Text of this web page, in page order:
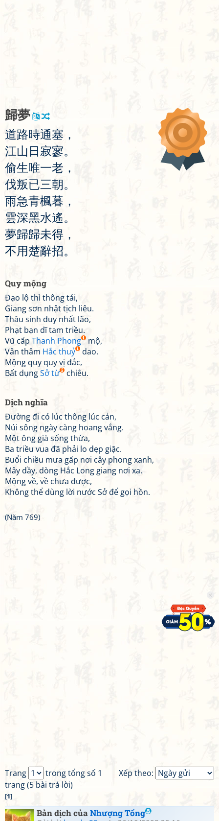
歸夢
道路時通塞 ，
江山 日 寂寥。
偷生唯一老 ，
伐叛已三朝。
雨急青楓暮 ，
雲深黑水遙。
夢歸歸未得 ，
不用楚辭招。
Quy mộng
Đạo lộ thì thông tái,
Giang sơn nhật tịch liêu.
Thâu sinh duy nhất lão,
Phạt bạn dĩ tam triều.
Vũ cấp Thanh Phong
mộ,
Vân thâm Hắc thuỷ
dao.
Mộng quy quy vị đắc,
Bất dụngSở từ chiêu.
Dịch nghĩa
Đường đi có lúc thông lúc cản,
Núi sông ngày càng hoang vắng.
Một ông già sống thừa,
Ba triều vua đã phải lo dẹp giặc.
Buổi chiều mưa gấp nơi cây phong xanh,
Mây dầy, dòng Hắc Long giang nơi xa.
Mộng về, về chưa được,
Không thể dùng lời nước Sở để gọi hồn.
(Năm 769)
Xếp theo:
Trang
trong tổng số 1
trang (5 bài trả lời)
[1]
Bản dịch củaNhượng Tống